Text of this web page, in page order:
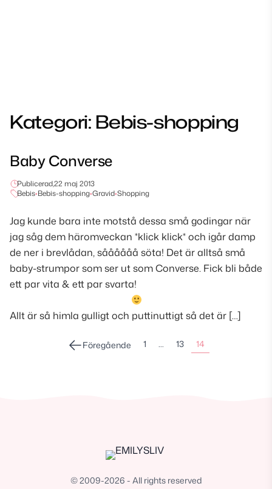
Kategori:Bebis-shopping
Baby Converse
Publicerad,22 maj 2013
Bebis•Bebis-shopping•Gravid•Shopping
Jag kunde bara inte motstå dessa små godingar när
jag såg dem häromveckan *klick klick* och igår damp
de ner i brevlådan, såååååå söta! Det är alltså små
baby-strumpor som ser ut som Converse. Fick bli både
ett par vita & ett par svarta!
Allt är så himla gulligt och puttinuttigt så det är […]
Sidonumrering Föregående 1 … 13 14
© 2009-2026 - All rights reserved